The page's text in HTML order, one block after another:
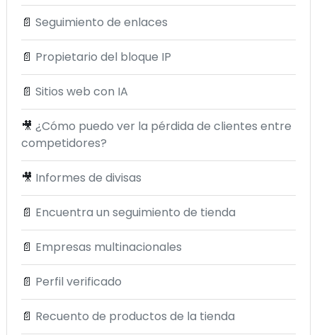
📄 Seguimiento de enlaces
📄 Propietario del bloque IP
📄 Sitios web con IA
🎥 ¿Cómo puedo ver la pérdida de clientes entre
competidores?
🎥 Informes de divisas
📄 Encuentra un seguimiento de tienda
📄 Empresas multinacionales
📄 Perfil verificado
📄 Recuento de productos de la tienda